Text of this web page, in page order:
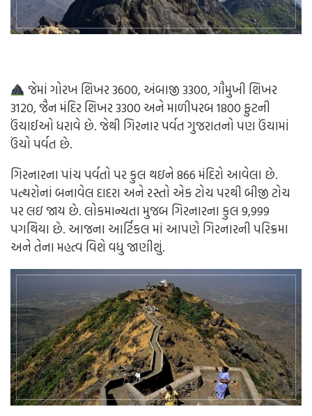
જેમાં ગોરખ શિખર 3600, અંબાજી 3300, ગૌમુખી શિખર
3120, જૈન મંદિર શિખર 3300 અને માળીપરબ 1800 ફુટની
ઉંચાઈઓ ધરાવે છે. જેથી ગિરનાર પર્વત ગુજરાતનો પણ ઉંચામાં
ઉંચો પર્વત છે.
ગિરનારના પાંચ પર્વતો પર કુલ થઇને 866 મંદિરો આવેલા છે.
પત્થરોનાં બનાવેલ દાદરા અને રસ્તો એક ટોચ પરથી બીજી ટોચ
પર લઇ જાય છે. લોકમાન્યતા મુજબ ગિરનારના કુલ 9,999
પગથિયા છે. આજના આર્ટિકલ માં આપણે ગિરનારની પરિક્રમા
અને તેના મહત્વ વિશે વધુ જાણીશું.